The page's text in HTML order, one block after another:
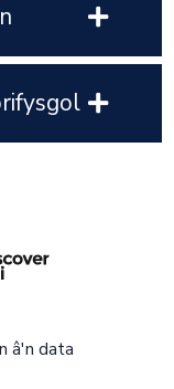
â'n data